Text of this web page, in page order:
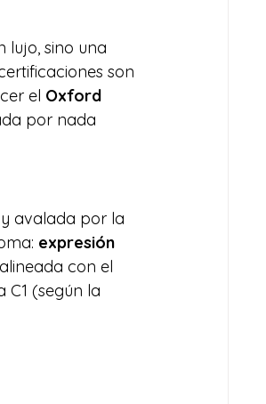
lujo, sino una
son
el Oxford
por nada
avalada por la
expresión
con el
C1 (según la